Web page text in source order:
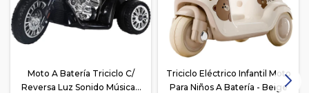
Moto A Batería Triciclo C/
Reversa Luz Sonido Música -
Triciclo Eléctrico Infantil Moto
Para Niños A Batería - Beige